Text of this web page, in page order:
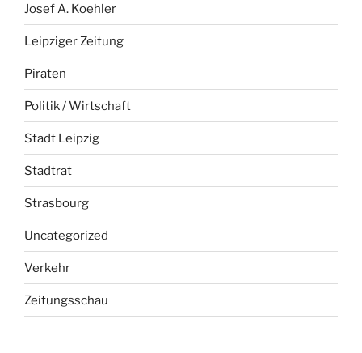
Josef A. Koehler
Leipziger Zeitung
Piraten
Politik / Wirtschaft
Stadt Leipzig
Stadtrat
Strasbourg
Uncategorized
Verkehr
Zeitungsschau